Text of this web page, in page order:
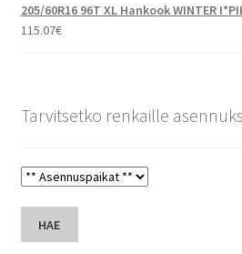
205/60R16 96T XL Hankook WINTER
115.07€
Tarvitsetko renkaille
HAE